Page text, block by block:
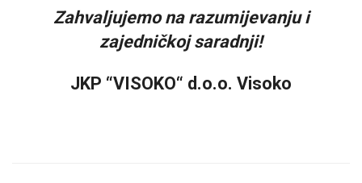
Zahvaljujemo na razumijevanju i
zajedničkoj saradnji!
JKP “VISOKO“ d.o.o. Visoko